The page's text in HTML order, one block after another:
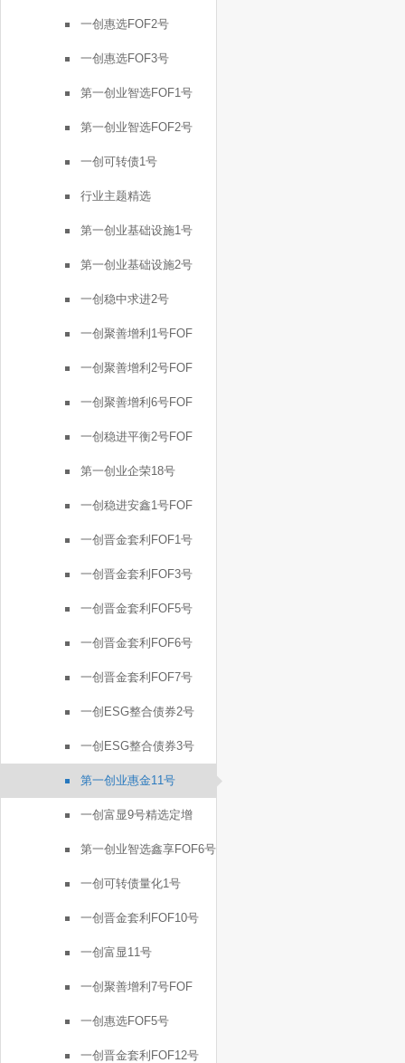
一创惠选FOF2号
一创惠选FOF3号
第一创业智选FOF1号
第一创业智选FOF2号
一创可转债1号
行业主题精选
第一创业基础设施1号
第一创业基础设施2号
一创稳中求进2号
一创聚善增利1号FOF
一创聚善增利2号FOF
一创聚善增利6号FOF
一创稳进平衡2号FOF
第一创业企荣18号
一创稳进安鑫1号FOF
一创晋金套利FOF1号
一创晋金套利FOF3号
一创晋金套利FOF5号
一创晋金套利FOF6号
一创晋金套利FOF7号
一创ESG整合债券2号
一创ESG整合债券3号
第一创业惠金11号
一创富显9号精选定增
第一创业智选鑫享FOF6号
一创可转债量化1号
一创晋金套利FOF10号
一创富显11号
一创聚善增利7号FOF
一创惠选FOF5号
一创晋金套利FOF12号